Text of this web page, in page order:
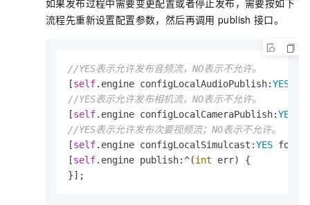
如果发布过程中需要变更配置或者停止发布，需要按如下
流程先重新设置配置参数，然后再调用 publish 接口。
//YES表示允许发布音频流，NO表示不允许。
[self.engine configLocalAudioPublish:YES
//YES表示允许发布相机流，NO表示不允许。
[self.engine configLocalCameraPublish:YES
//YES表示允许发布次要视频流；NO表示不允许。
[self.engine configLocalSimulcast:YES
[self.engine publish:^(int err) {
}];